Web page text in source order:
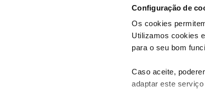
Configuração de
Os cookies
Utilizamos cookies
para o seu bom
Caso aceite,
adaptar este